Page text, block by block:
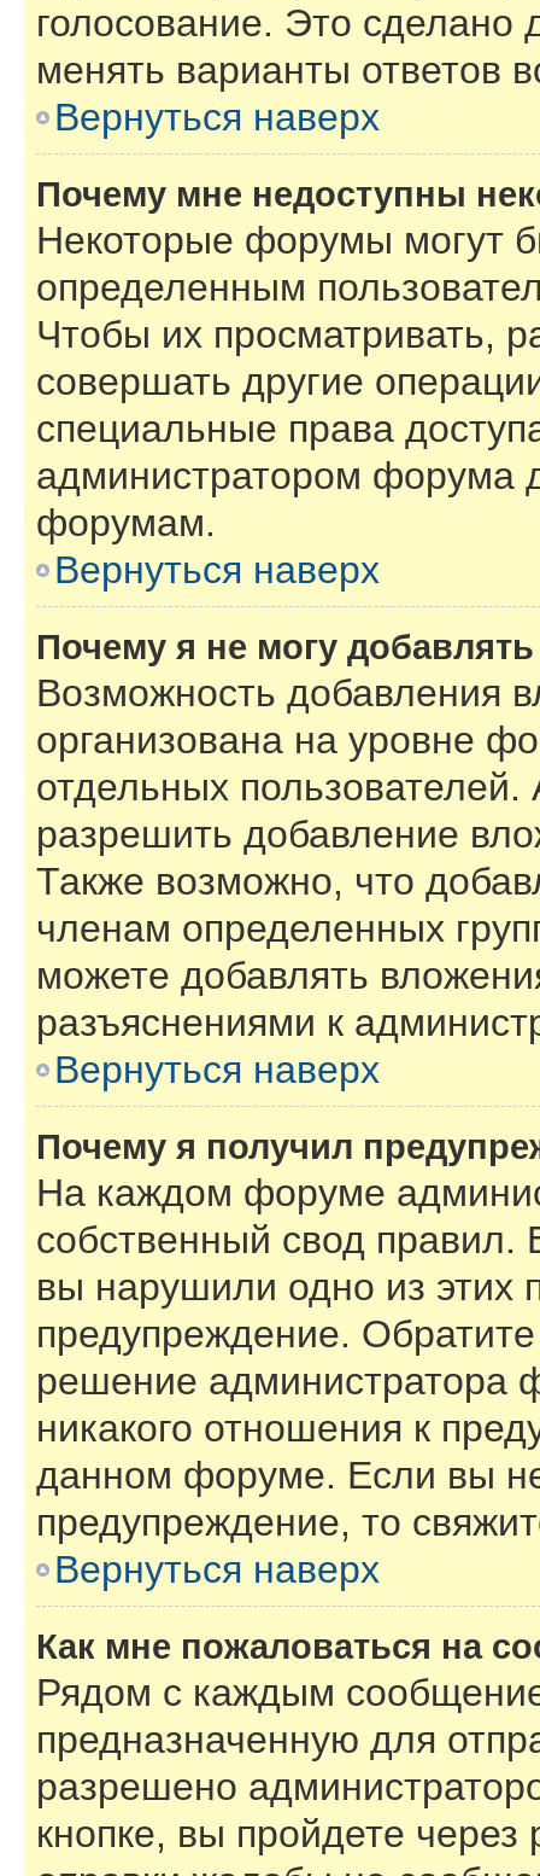
голосование. Это сделано
менять варианты ответов
Вернуться наверх
Почему мне недоступны
Некоторые форумы могут
определенным
Чтобы их просматривать,
совершать другие
специальные права
администратором форума
форумам.
Вернуться наверх
Почему я не могу
Возможность добавления
организована на уровне
отдельных
разрешить добавление
Также возможно, что
членам определенных
можете добавлять
разъяснениями к
Вернуться наверх
Почему я получил
На каждом форуме
собственный свод правил.
вы нарушили одно из этих
предупреждение.
решение администратора
никакого отношения к
данном форуме. Если вы
предупреждение, то
Вернуться наверх
Как мне пожаловаться на
Рядом с каждым
предназначенную для
разрешено
кнопке, вы пройдете